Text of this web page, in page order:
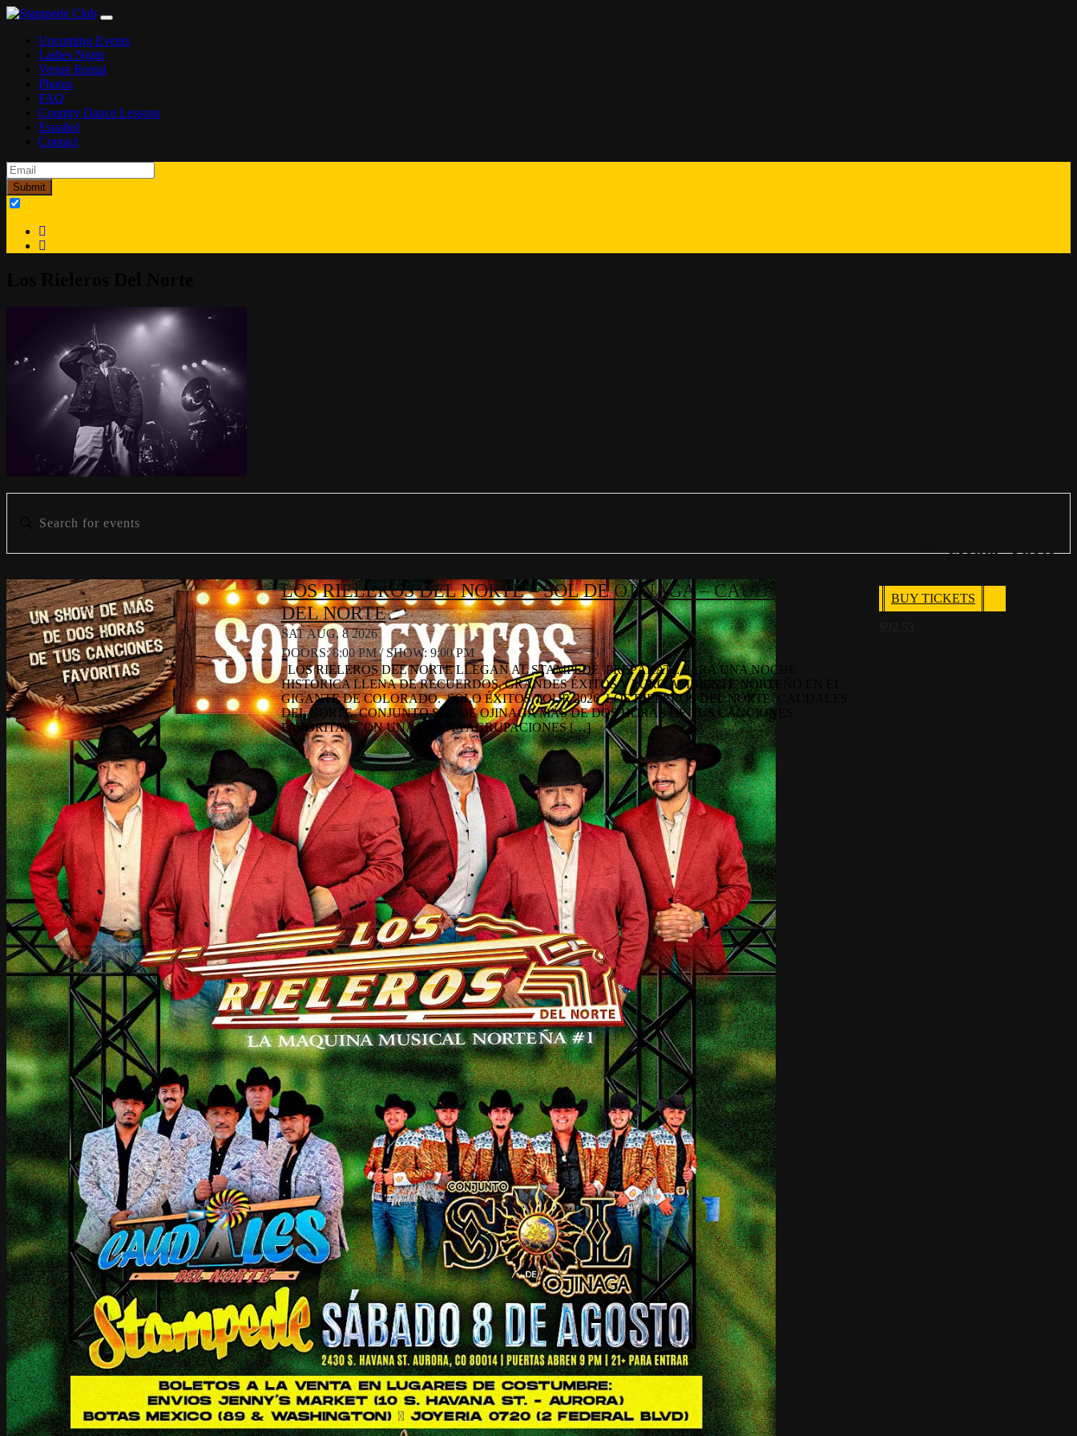
Skip to content
Main Navigation
Upcoming Events
Ladies Night
Venue Rental
Photos
FAQ
Country Dance Lessons
Español
Contact
Email
Month Photo
LOS RIELEROS DEL NORTE – SOL DE OJINAGA – CAUDALES
DEL NORTE
SAT AUG, 8 2026
DOORS:8:00 PM/SHOW: 9:00 PM
LOS RIELEROS DEL NORTE LLEGAN AL STAMPEDE PREPÁRATE PARA UNA NOCHE
HISTÓRICA LLENA DE RECUERDOS, GRANDES ÉXITOS Y PURO AMBIENTE NORTEÑO EN EL
GIGANTE DE COLORADO. SOLO ÉXITOS TOUR 2026 LOS RIELEROS DEL NORTE CAUDALES
DEL NORTE CONJUNTO SOL DE OJINAGA MÁS DE DOS HORAS DE TUS CANCIONES
FAVORITAS CON UNA DE LAS AGRUPACIONES […]
BUY TICKETS
$92.53